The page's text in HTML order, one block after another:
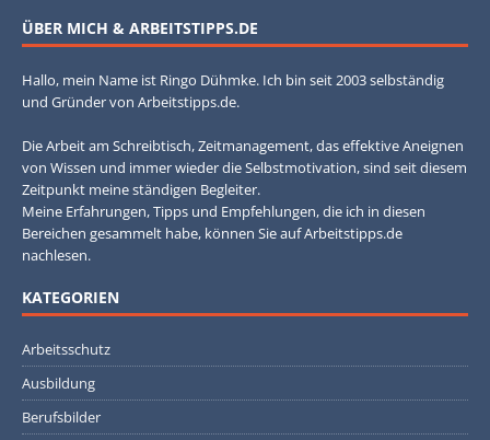
ÜBER MICH & ARBEITSTIPPS.DE
Hallo, mein Name ist Ringo Dühmke. Ich bin seit 2003 selbständig
und Gründer von Arbeitstipps.de.
Die Arbeit am Schreibtisch, Zeitmanagement, das effektive Aneignen
von Wissen und immer wieder die Selbstmotivation, sind seit diesem
Zeitpunkt meine ständigen Begleiter.
Meine Erfahrungen, Tipps und Empfehlungen, die ich in diesen
Bereichen gesammelt habe, können Sie auf Arbeitstipps.de
nachlesen.
KATEGORIEN
Arbeitsschutz
Ausbildung
Berufsbilder